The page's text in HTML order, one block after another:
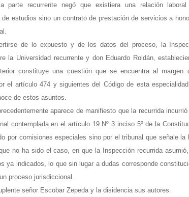
parte recurrente negó que existiera una relación
estudios sino un contrato de prestación de servicios a
de lo expuesto y de los datos del proceso, la
la Universidad recurrente y don Eduardo Roldán,
constituye una cuestión que se encuentra al margen
el artículo 474 y siguientes del Código de esta
de estos asuntos.
aparece de manifiesto que la recurrida
contemplada en el artículo 19 Nº 3 inciso 5º de la
por comisiones especiales sino por el tribunal que señale
no ha sido el caso, en que la Inspección recurrida
ya indicados, lo que sin lugar a dudas corresponde
proceso jurisdiccional.
señor Escobar Zepeda y la disidencia sus autores.